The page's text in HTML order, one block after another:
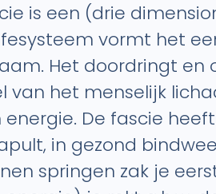
is een (drie
vormt het
Het doordringt en
van het menselijk
energie. De fascie
in gezond
springen zak je